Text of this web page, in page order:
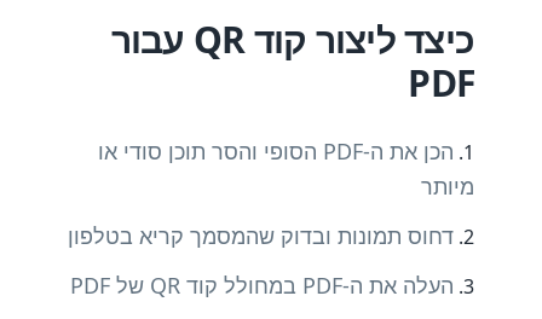
כיצד ליצור קוד QR עבור
PDF
הכן את ה-PDF הסופי והסר תוכן סודי או
מיותר
דחוס תמונות ובדוק שהמסמך קריא בטלפון
העלה את ה-PDF במחולל קוד QR של PDF